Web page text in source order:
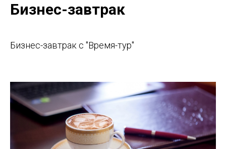
Бизнес-завтрак
Бизнес-завтрак с "Время-тур"